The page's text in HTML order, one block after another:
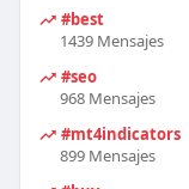
#best
1439 Mensajes
#seo
968 Mensajes
#mt4indicators
899 Mensajes